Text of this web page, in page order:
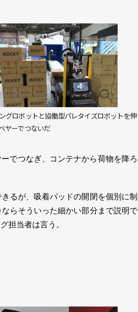
グロボットと協働型パレタイズロボットを伸
ヤーでつないだ
でつなぎ、コンテナから荷物を降ろ
るが、吸着パッドの開閉を個別に制
らそういった細かい部分まで説明で
担当者は言う。